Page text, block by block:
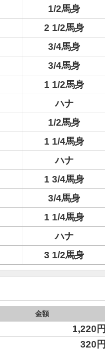
1/2馬身
2 1/2馬身
3/4馬身
3/4馬身
1 1/2馬身
ハナ
1/2馬身
1 1/4馬身
ハナ
1 3/4馬身
3/4馬身
1 1/4馬身
ハナ
3 1/2馬身
金額
1,220円
320円